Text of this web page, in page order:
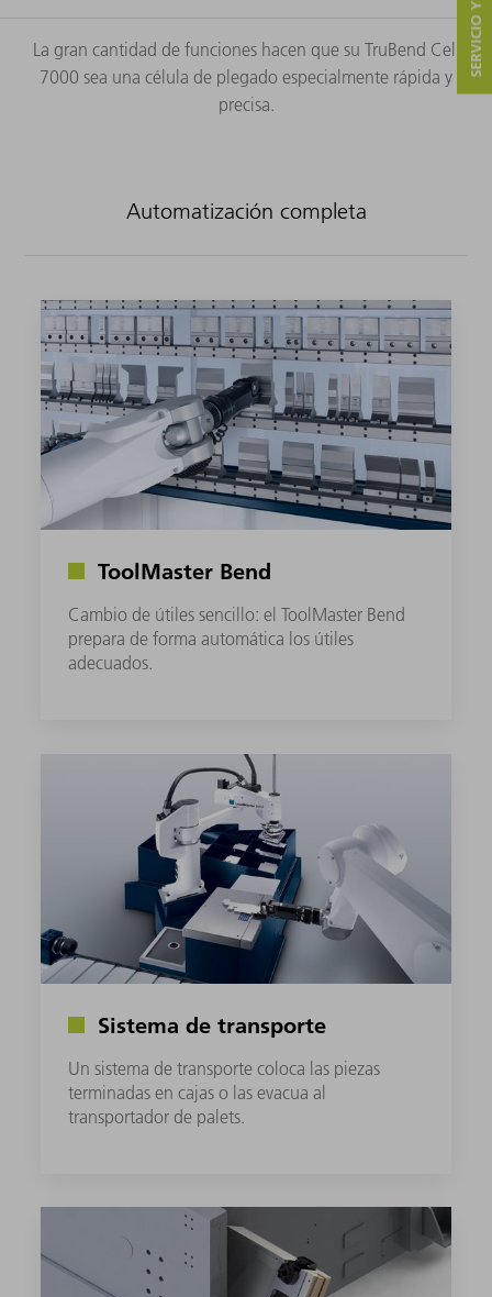
La gran cantidad de funciones hacen que su TruBend Cell
7000 sea una célula de plegado especialmente rápida y
precisa.
Automatización completa
ToolMaster Bend
Cambio de útiles sencillo: el ToolMaster Bend
prepara de forma automática los útiles
adecuados.
Sistema de transporte
Un sistema de transporte coloca las piezas
terminadas en cajas o las evacua al
transportador de palets.